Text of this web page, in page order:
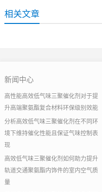
相关文章
新闻中心
高性能高效低气味三聚催化剂对于提
升高端聚氨酯复合材料环保级别效能
分析高效低气味三聚催化剂在不同环
境下维持催化性能且保证气味控制表
现
高效低气味三聚催化剂如何助力提升
轨道交通聚氨酯内饰件的室内空气质
量